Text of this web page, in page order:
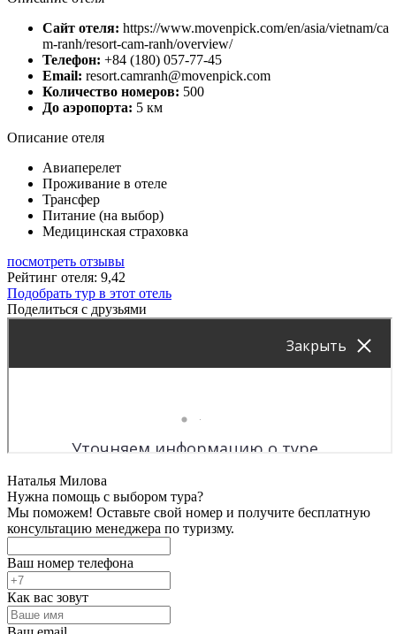
Сайт отеля: https://www.movenpick.com/en/asia/vietnam/ca
m-ranh/resort-cam-ranh/overview/
Телефон: +84 (180) 057-77-45
Email: resort.camranh@movenpick.com
Количество номеров: 500
До аэропорта: 5 км
Описание отеля
Авиаперелет
Проживание в отеле
Трансфер
Питание (на выбор)
Медицинская страховка
посмотреть отзывы
Рейтинг отеля: 9,42
Подобрать тур в этот отель
Поделиться с друзьями
Наталья Милова
Нужна помощь с выбором тура?
Мы поможем! Оставьте свой номер и получите бесплатную
консультацию менеджера по туризму.
Ваш номер телефона
Как вас зовут